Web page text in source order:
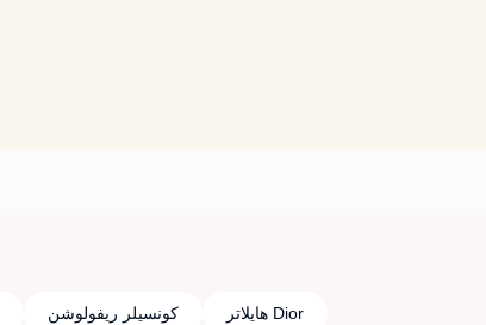
Dior هايلاتر كونسيلر ريفولوشن